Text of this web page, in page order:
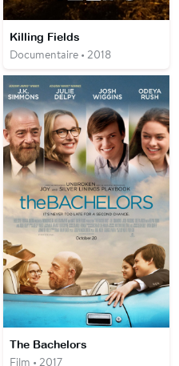
Killing Fields
Documentaire • 2018
The Bachelors
Film • 2017